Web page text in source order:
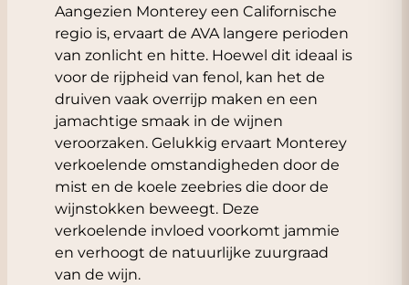
Aangezien Monterey een Californische
regio is, ervaart de AVA langere perioden
van zonlicht en hitte. Hoewel dit ideaal is
voor de rijpheid van fenol, kan het de
druiven vaak overrijp maken en een
jamachtige smaak in de wijnen
veroorzaken. Gelukkig ervaart Monterey
verkoelende omstandigheden door de
mist en de koele zeebries die door de
wijnstokken beweegt. Deze
verkoelende invloed voorkomt jammie
en verhoogt de natuurlijke zuurgraad
van de wijn.